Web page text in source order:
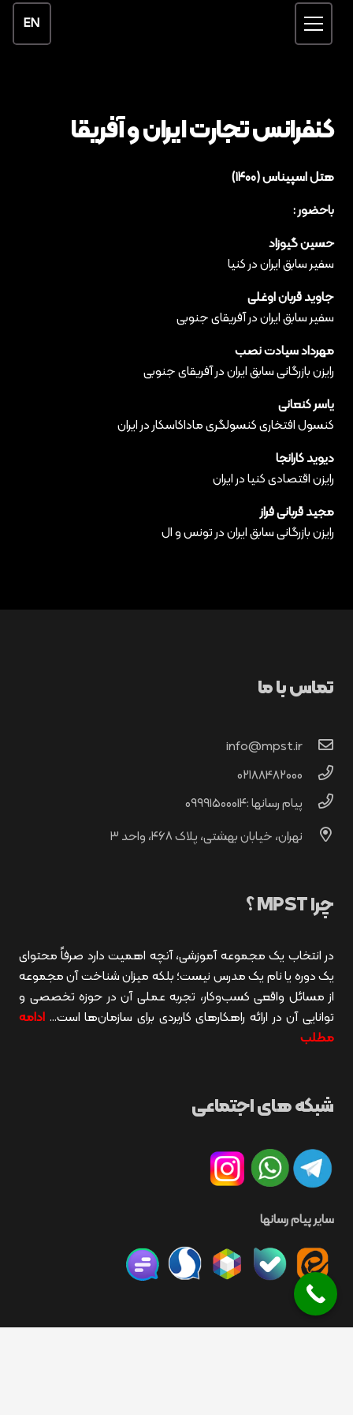
EN
کنفرانس تجارت ایران و آفریقا
هتل اسپیناس (۱۴۰۰)
باحضور :
حسین گیوزاد
سفیر سابق ایران در کنیا
جاوید قربان اوغلی
سفیر سابق ایران در آفریقای جنوبی
مهرداد سیادت نصب
رایزن بازرگانی سابق ایران در آفریقای جنوبی
یاسر کنعانی
کنسول افتخاری کنسولگری ماداکاسکار در ایران
دیوید کارانجا
رایزن اقتصادی کنیا در ایران
مجید قربانی فراز
رایزن بازرگانی سابق ایران در تونس و ال
تماس با ما
info@mpst.ir
02188482000
پیام رسانها :۰۹۹۹۱۵۰۰۰۱۴
نهران، خیابان بهشتی، پلاک ۴۶۸، واحد ۳
چرا MPST ؟
در انتخاب یک مجموعه آموزشی، آنچه اهمیت دارد صرفاً محتوای
یک دوره یا نام یک مدرس نیست؛ بلکه میزان شناخت آن مجموعه
از مسائل واقعی کسب‌وکار، تجربه عملی آن در حوزه تخصصی و
توانایی آن در ارائه راهکارهای کاربردی برای سازمان‌ها است… ادامه
مطلب
شبکه های اجتماعی
سایر پیام رسانها